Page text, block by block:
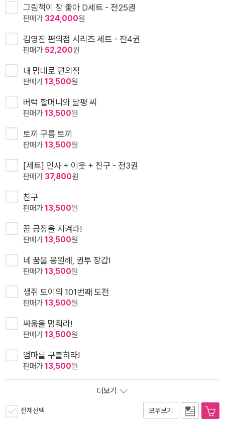
그림책이 참 좋아 D세트 - 전25권
판매가 324,000원
김영진 편의점 시리즈 세트 - 전4권
판매가 52,200원
내 맘대로 편의점
판매가13,500원
버럭 할머니와 달평 씨
판매가13,500원
토끼 구름 토끼
판매가13,500원
[세트] 인사 + 이웃 + 친구 - 전3권
판매가 37,800원
친구
판매가13,500원
꿈 공장을 지켜라!
판매가13,500원
네 꿈을 응원해, 권투 장갑!
판매가13,500원
생쥐 모이의 101번째 도전
판매가13,500원
싸움을 멈춰라!
판매가13,500원
엄마를 구출하라!
판매가13,500원
더보기
전체선택 모두보기